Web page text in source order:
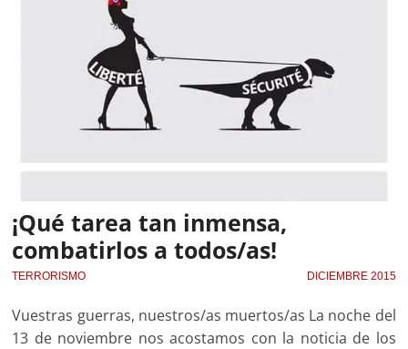
¡Qué tarea tan inmensa,
combatirlos a todos/as!
TERRORISMO DICIEMBRE 2015
Vuestras guerras, nuestros/as muertos/as La noche del
13 de noviembre nos acostamos con la noticia de los